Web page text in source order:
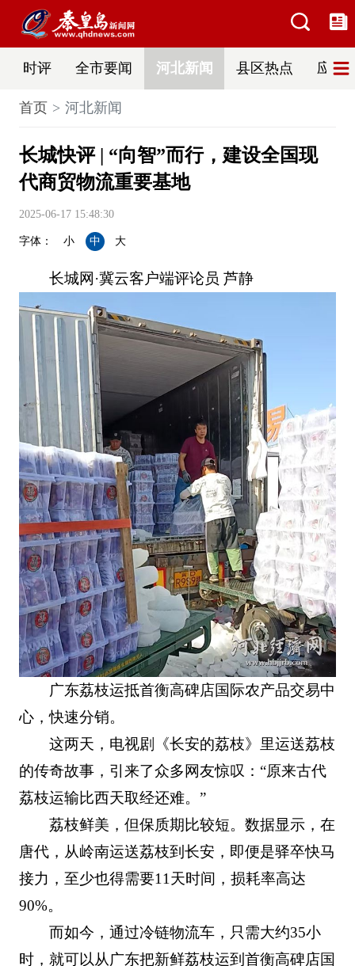
时评 全市要闻 河北新闻 县区热点 应急
首页 河北新闻
长城快评 | “向智”而行，建设全国现
代商贸物流重要基地
2025-06-17 15:48:30
字体： 小 中 大
长城网·冀云客户端评论员 芦静
广东荔枝运抵首衡高碑店国际农产品交易中
心，快速分销。
这两天，电视剧《长安的荔枝》里运送荔枝
的传奇故事，引来了众多网友惊叹：“原来古代
荔枝运输比西天取经还难。”
荔枝鲜美，但保质期比较短。数据显示，在
唐代，从岭南运送荔枝到长安，即便是驿卒快马
接力，至少也得需要11天时间，损耗率高达
90%。
而如今，通过冷链物流车，只需大约35小
时，就可以从广东把新鲜荔枝运到首衡高碑店国